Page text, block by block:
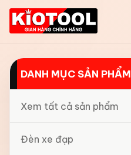
DANH MỤC SẢN PHẨM
Xem tất cả sản phẩm
Đèn xe đạp